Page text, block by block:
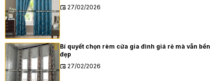
27/02/2026
Bí quyết chọn rèm cửa gia đình giá rẻ mà vẫn bền
đẹp
27/02/2026